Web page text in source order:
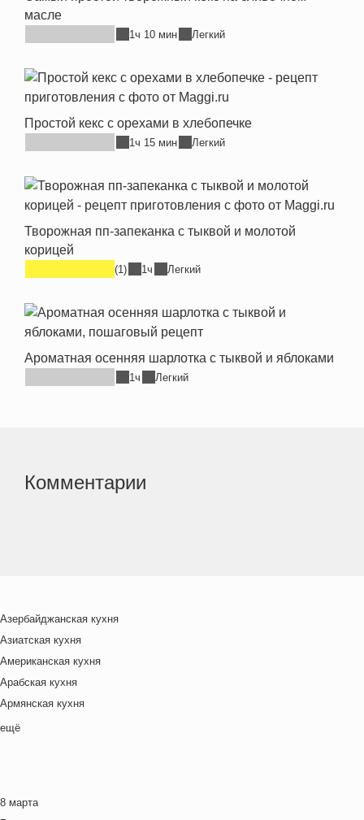
масле
1ч 10 мин Легкий
Простой кекс с орехами в хлебопечке
1ч 15 мин Легкий
Творожная пп-запеканка с тыквой и молотой
корицей
(1) 1ч Легкий
Ароматная осенняя шарлотка с тыквой и яблоками
1ч Легкий
Комментарии
Азербайджанская кухня
Азиатская кухня
Американская кухня
Арабская кухня
Армянская кухня
Белорусская
Венгерская кухня
ещё
8 марта